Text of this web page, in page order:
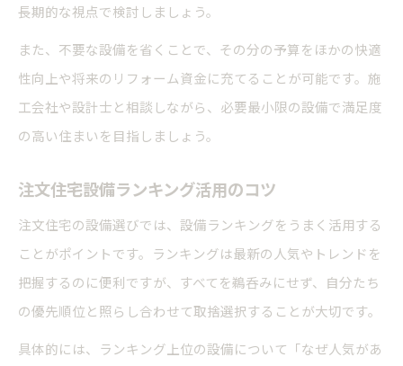
長期的な視点で検討しましょう。
また、不要な設備を省くことで、その分の予算をほかの快適
性向上や将来のリフォーム資金に充てることが可能です。施
工会社や設計士と相談しながら、必要最小限の設備で満足度
の高い住まいを目指しましょう。
注文住宅設備ランキング活用のコツ
注文住宅の設備選びでは、設備ランキングをうまく活用する
ことがポイントです。ランキングは最新の人気やトレンドを
把握するのに便利ですが、すべてを鵜呑みにせず、自分たち
の優先順位と照らし合わせて取捨選択することが大切です。
具体的には、ランキング上位の設備について「なぜ人気があ